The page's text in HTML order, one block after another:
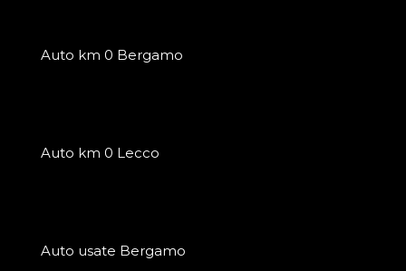
Auto km 0 Bergamo
Auto km 0 Lecco
Auto usate Bergamo